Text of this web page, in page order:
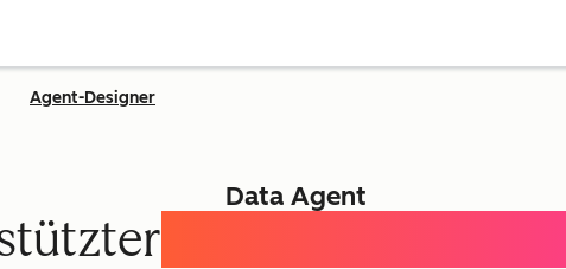
Agent-Designer
Data Agent